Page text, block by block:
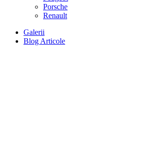
Porsche
Renault
Galerii
Blog Articole